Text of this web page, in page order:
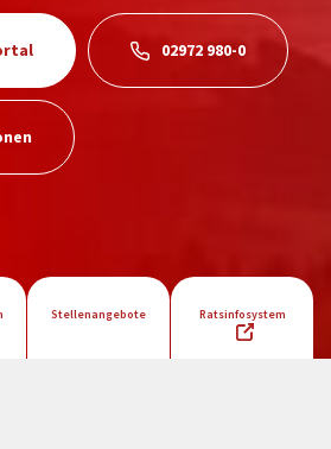
02972 980-0
Stellenangebote Ratsinfosystem